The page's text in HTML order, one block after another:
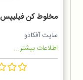
مخلوط کن فيليپس HR3573
سایت آفکادو
اطلاعات بیشتر...